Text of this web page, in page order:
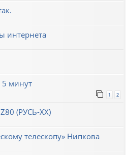
интернета
5 минут
1 2
(РУСЬ-XX)
телескопу» Нипкова